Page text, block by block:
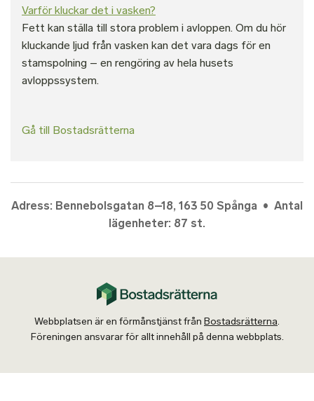
Varför kluckar det i vasken?
Fett kan ställa till stora problem i avloppen. Om du hör
kluckande ljud från vasken kan det vara dags för en
stamspolning – en rengöring av hela husets
avloppssystem.
Gå till Bostadsrätterna
Adress: Bennebolsgatan 8–18, 163 50 Spånga • Antal
lägenheter: 87 st.
Webbplatsen är en förmånstjänst från Bostadsrätterna.
Föreningen ansvarar för allt innehåll på denna webbplats.